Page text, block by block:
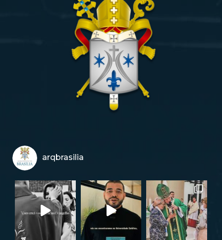
arqbrasilia